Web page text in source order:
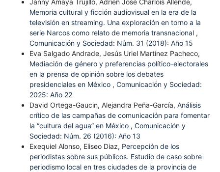
Memoria cultural y ficción audiovisual en la era de la
televisión en streaming. Una exploración en torno a la
serie Narcos como relato de memoria transnacional ,
Comunicación y Sociedad: Núm. 31 (2018): Año 15
Eva Salgado Andrade, Jesús Uriel Martínez Pacheco,
Mediación de género y preferencias político-electorales
en la prensa de opinión sobre los debates
presidenciales en México , Comunicación y Sociedad:
2025: Año 22
David Ortega-Gaucin, Alejandra Peña-García, Análisis
crítico de las campañas de comunicación para fomentar
la “cultura del agua” en México , Comunicación y
Sociedad: Núm. 26 (2016): Año 13
Exequiel Alonso, Eliseo Diaz, Percepción de los
periodistas sobre sus públicos. Estudio de caso sobre
periodismo local en tres ciudades de la provincia de